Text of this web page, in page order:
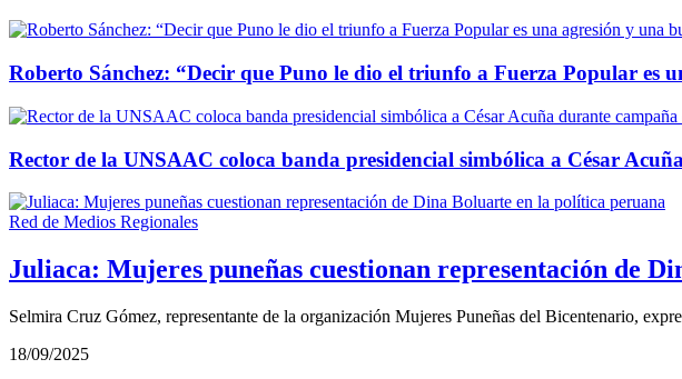
Roberto Sánchez: “Decir que Puno le dio el triunfo a Fuerza Popular es
Rector de la UNSAAC coloca banda presidencial simbólica a César
Red de Medios Regionales
Juliaca: Mujeres puneñas cuestionan representación de
Selmira Cruz Gómez, representante de la organización Mujeres Puneñas del Bicentenario,
18/09/2025